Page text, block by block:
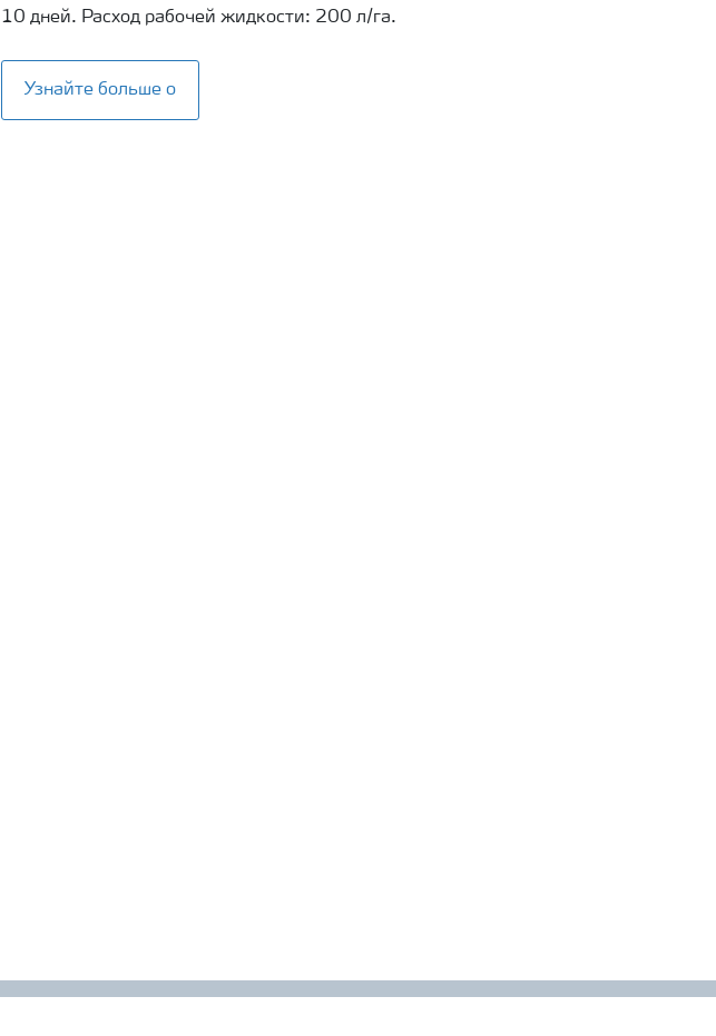
10 дней. Расход рабочей жидкости: 200 л/га.
Узнайте больше о